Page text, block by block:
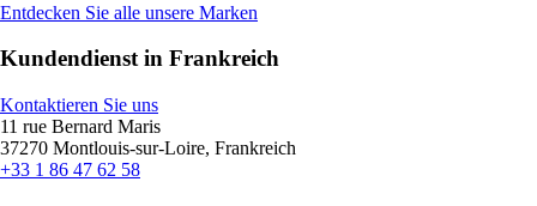
Entdecken Sie alle unsere Marken
Kundendienst in Frankreich
Kontaktieren Sie uns
11 rue Bernard Maris
37270 Montlouis-sur-Loire, Frankreich
+33 1 86 47 62 58